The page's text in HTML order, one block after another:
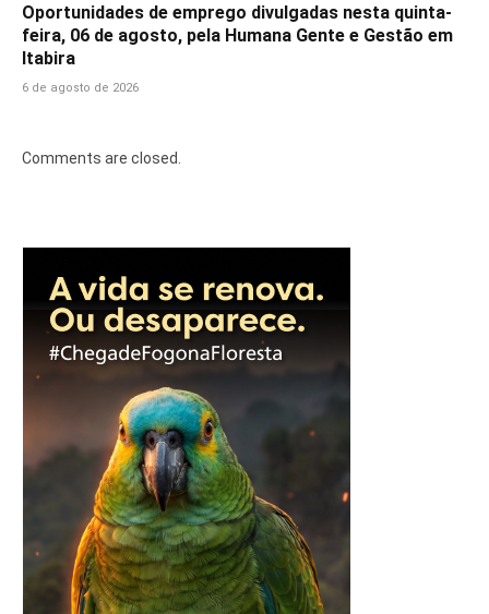
Oportunidades de emprego divulgadas nesta quinta-
feira, 06 de agosto, pela Humana Gente e Gestão em
Itabira
6 de agosto de 2026
Comments are closed.